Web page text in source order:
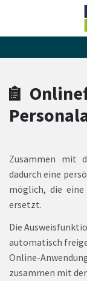
Zum
Zum
Zum
Zum Hauptinhalt
Zusammen mit
dadurch eine
möglich, die eine
ersetzt.
Die
automatisch
Online-
zusammen mit